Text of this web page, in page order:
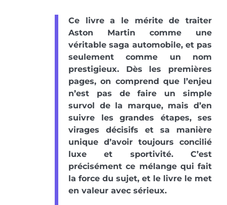
Ce livre a le mérite de traiter
Aston Martin comme une
véritable saga automobile, et pas
seulement comme un nom
prestigieux. Dès les premières
pages, on comprend que l’enjeu
n’est pas de faire un simple
survol de la marque, mais d’en
suivre les grandes étapes, ses
virages décisifs et sa manière
unique d’avoir toujours concilié
luxe et sportivité. C’est
précisément ce mélange qui fait
la force du sujet, et le livre le met
en valeur avec sérieux.